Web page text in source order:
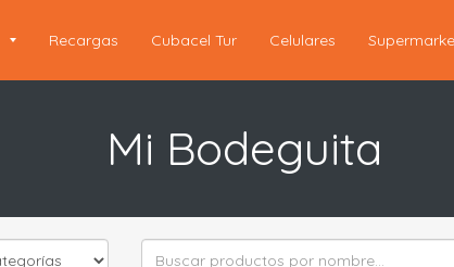
Recargas Cubacel Tur Celulares
Mi Bodeguita